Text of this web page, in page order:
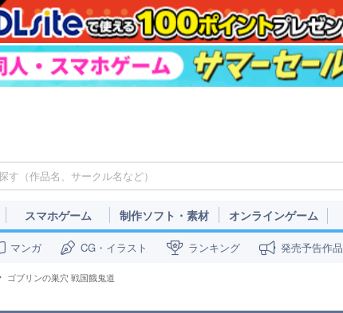
スマホゲーム 制作ソフト・素材 オンラインゲーム
マンガ CG・イラスト ランキング 発売予告作品
ゴブリンの巣穴 戦国餓鬼道